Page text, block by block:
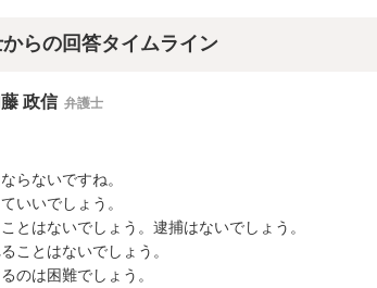
らの回答タイムライン
政信 弁護士
らないですね。
いいでしょう。
とはないでしょう。逮捕はないでしょう。
ことはないでしょう。
のは困難でしょう。